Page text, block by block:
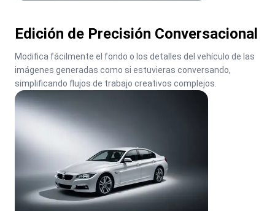
Edición de Precisión Conversacional
Modifica fácilmente el fondo o los detalles del vehículo de las
imágenes generadas como si estuvieras conversando,
simplificando flujos de trabajo creativos complejos.